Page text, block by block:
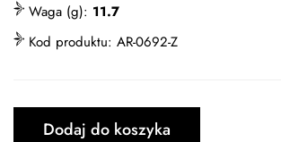
Waga (g): 11.7
Kod produktu: AR-0692-Z
Dodaj do koszyka